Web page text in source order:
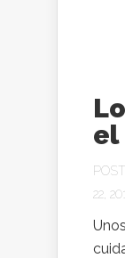
el
22,